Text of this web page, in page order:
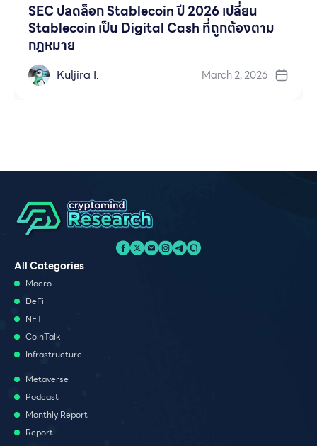
SEC ปลดล็อก Stablecoin ปี 2026 เปลี่ยน
Stablecoin เป็น Digital Cash ที่ถูกต้องตาม
กฎหมาย
Kuljira I. March 2, 2026
All Categories
Macro
DeFi
NFT
CoinTalk
Infrastructure
Metaverse
Podcast
Monthly Report
Report